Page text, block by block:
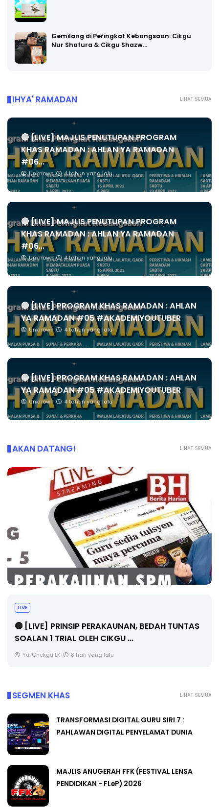
Gemilang di Peringkat Kebangsaan: Cikgu
Nur Shafura & Cikgu Shazw…
LIHAT SEMUA
IHYA' RAMADAN
🔴 [LIVE] MAJLIS PENUTUPAN PROGRAM
KHAS RAMADAN : AHLAN YA RAMADAN
#06...
Unknown 4 tahun yang lalu
🔴 [LIVE] MAJLIS PENUTUPAN PROGRAM
KHAS RAMADAN : AHLAN YA RAMADAN
#06...
Unknown 4 tahun yang lalu
🔴 [LIVE] PROGRAM KHAS RAMADAN : AHLAN
YA RAMADAN #05 #AKADEMIYOUTUBER
Unknown 4 tahun yang lalu
🔴 [LIVE] PROGRAM KHAS RAMADAN : AHLAN
YA RAMADAN #05 #AKADEMIYOUTUBER
Unknown 4 tahun yang lalu
LIHAT SEMUA
AKAN DATANG!
BICARA PROFESIONAL 8 : TIMBALAN KETUA
PENGARAH PENDIDIKAN MALAYSIA
Unknown 10 hari yang lalu
LIHAT SEMUA
SEGMEN KHAS
TRANSFORMASI DIGITAL GURU SIRI 7 :
PAHLAWAN DIGITAL PENYELAMAT DUNIA
MAJLIS ANUGERAH FFK (FESTIVAL LENSA
PENDIDIKAN - FLeP) 2026